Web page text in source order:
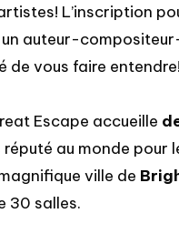
L’inscription
un auteur-
de vous faire entendre!
Escape accueille
au monde
ville de
30 salles.